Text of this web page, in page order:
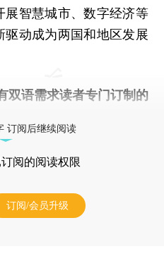
智慧城市、数字经济等
动成为两国和地区发展
双语需求读者专门订制的
订阅后继续阅读
阅的阅读权限
订阅/会员升级